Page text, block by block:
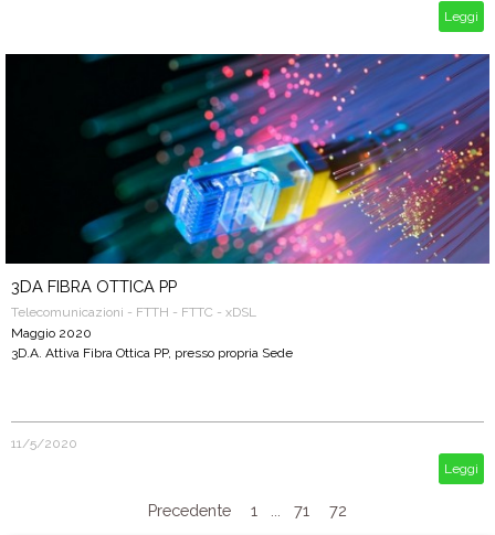
Leggi
3DA FIBRA OTTICA PP
Telecomunicazioni - FTTH - FTTC - xDSL
Maggio 2020
3D.A. Attiva Fibra Ottica PP, presso propria Sede
11/5/2020
Leggi
Precedente 1 71 72